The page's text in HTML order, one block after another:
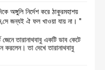
অঙ্গুলি নির্দেশ করে ঠাকুরমহাশয়
জন্যই ঐ ফল খাওয়া যায় না। "
তারানাথবাবু একটি ডাব কেটে
করলেন। তা দেখে তারানাথবাবু